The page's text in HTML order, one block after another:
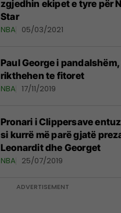
zgjedhin ekipet e tyre për
Star
NBA 05/03/2021
Paul George i
rikthehen te fitoret
NBA 17/11/2019
Pronari i Clippersave
si kurrë më parë gjatë
Leonardit dhe Georget
NBA 25/07/2019